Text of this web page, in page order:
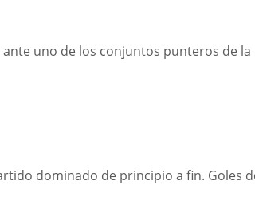
uno de los conjuntos punteros de la
dominado de principio a fin. Goles